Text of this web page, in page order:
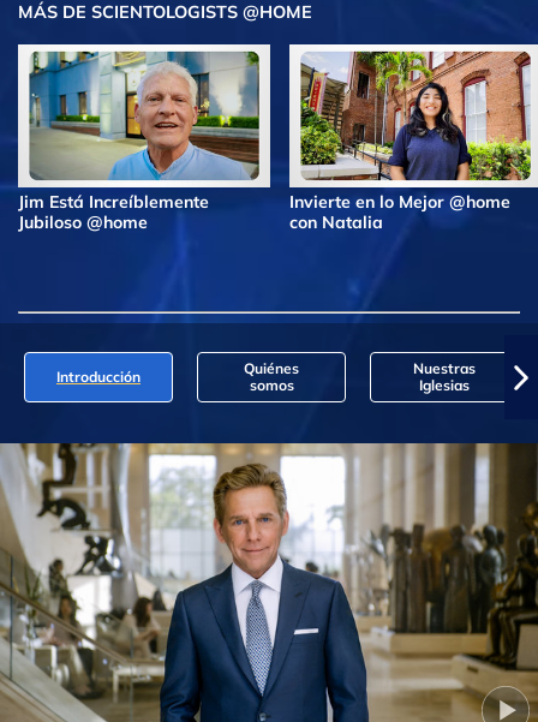
MÁS DE SCIENTOLOGISTS @HOME
Jim Está Increíblemente
Jubiloso @home
Invierte en lo Mejor @home
con Natalia
Introducción
Quiénes
somos
Nuestras
Iglesias